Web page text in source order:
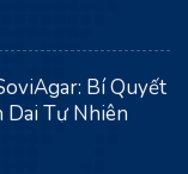
Bí Quyết
Dai Tự Nhiên